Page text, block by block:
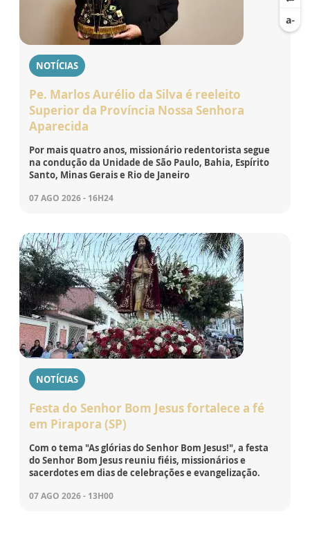
NOTÍCIAS
Pe. Marlos Aurélio da Silva é reeleito
Superior da Província Nossa Senhora
Aparecida
Por mais quatro anos, missionário redentorista segue
na condução da Unidade de São Paulo, Bahia, Espírito
Santo, Minas Gerais e Rio de Janeiro
07 AGO 2026 - 16H24
NOTÍCIAS
Festa do Senhor Bom Jesus fortalece a fé
em Pirapora (SP)
Com o tema "As glórias do Senhor Bom Jesus!", a festa
do Senhor Bom Jesus reuniu fiéis, missionários e
sacerdotes em dias de celebrações e evangelização.
07 AGO 2026 - 13H00